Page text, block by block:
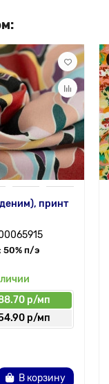
принт
50% п/э
р/мп
р/мп
В корзину